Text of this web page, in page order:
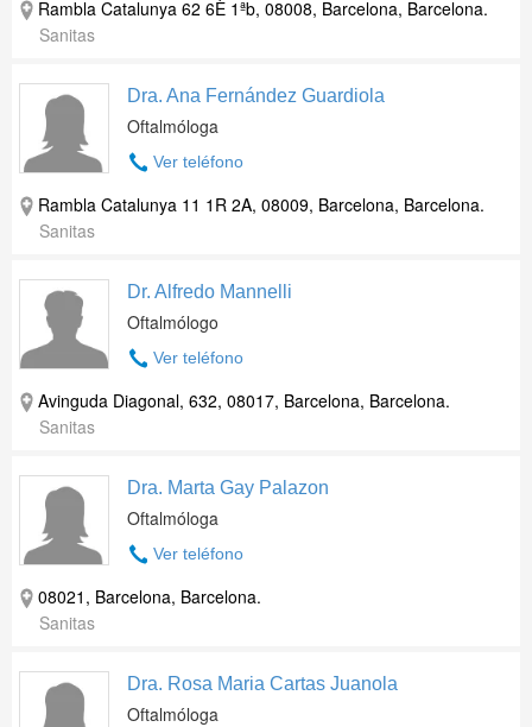
Rambla Catalunya 62 6È 1ªb, 08008, Barcelona, Barcelona.
Sanitas
Dra. Ana Fernández Guardiola
Oftalmóloga
Ver teléfono
Rambla Catalunya 11 1R 2A, 08009, Barcelona, Barcelona.
Sanitas
Dr. Alfredo Mannelli
Oftalmólogo
Ver teléfono
Avinguda Diagonal, 632, 08017, Barcelona, Barcelona.
Sanitas
Dra. Marta Gay Palazon
Oftalmóloga
Ver teléfono
08021, Barcelona, Barcelona.
Sanitas
Dra. Rosa Maria Cartas Juanola
Oftalmóloga